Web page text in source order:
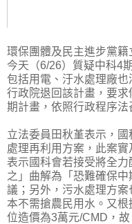
環保團體及民主進步黨
今天（6/26）質疑中科4
包括用電、汙水處理廠
行政院退回該計畫，要
期計畫，依照行政程序法
立法委員田秋堇表示，
處理再利用方案，此案
表示國科會若接受將全
之」曲解為「恐難確保
議；另外，污水處理方
本不需搶農民用水。又
位造價為3萬元/CMD，